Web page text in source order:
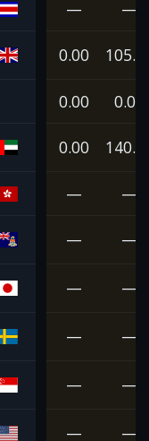
— —
0.00
0.00 0.00
0.00
— —
— —
— —
— —
— —
— —